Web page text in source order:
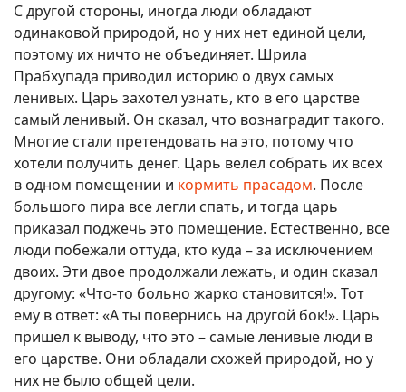
С другой стороны, иногда люди обладают
одинаковой природой, но у них нет единой цели,
поэтому их ничто не объединяет. Шрила
Прабхупада приводил историю о двух самых
ленивых. Царь захотел узнать, кто в его царстве
самый ленивый. Он сказал, что вознаградит такого.
Многие стали претендовать на это, потому что
хотели получить денег. Царь велел собрать их всех
в одном помещении и кормить прасадом. После
большого пира все легли спать, и тогда царь
приказал поджечь это помещение. Естественно, все
люди побежали оттуда, кто куда – за исключением
двоих. Эти двое продолжали лежать, и один сказал
другому: «Что-то больно жарко становится!». Тот
ему в ответ: «А ты повернись на другой бок!». Царь
пришел к выводу, что это – самые ленивые люди в
его царстве. Они обладали схожей природой, но у
них не было общей цели.